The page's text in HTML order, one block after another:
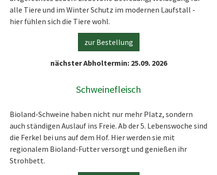
alle Tiere und im Winter Schutz im modernen Laufstall -
hier fühlen sich die Tiere wohl.
zur Bestellung
nächster Abholtermin: 25.09. 2026
Schweinefleisch
Bioland-Schweine haben nicht nur mehr Platz, sondern
auch ständigen Auslauf ins Freie. Ab der 5. Lebenswoche sind
die Ferkel bei uns auf dem Hof. Hier werden sie mit
regionalem Bioland-Futter versorgt und genießen ihr
Strohbett.